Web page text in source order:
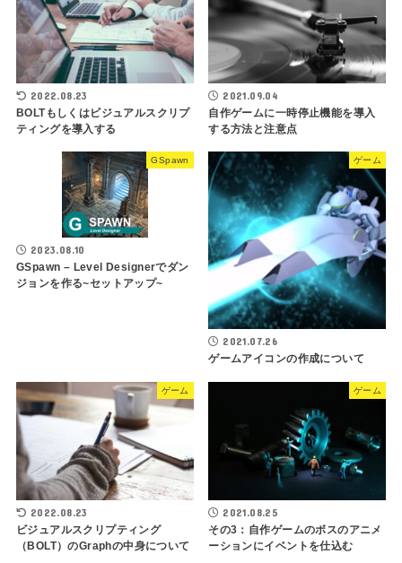
2022.08.23
BOLTもしくはビジュアルスクリプ
ティングを導入する
2021.09.04
自作ゲームに一時停止機能を導入
する方法と注意点
GSpawn
2023.08.10
GSpawn – Level Designerでダン
ジョンを作る~セットアップ~
ゲーム
2021.07.26
ゲームアイコンの作成について
ゲーム
2022.08.23
ビジュアルスクリプティング
（BOLT）のGraphの中身について
ゲーム
2021.08.25
その3：自作ゲームのボスのアニメ
ーションにイベントを仕込む